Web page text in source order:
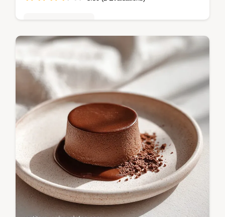
Réalisez une délicieuse fondue au chocolat
maison avec notre guide. Obtenez une
texture nappante inratable grâce à nos
astuces de cheffe. Prête en 15 minutes.